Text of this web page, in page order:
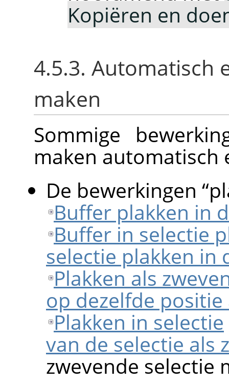
Kopiëren en
4.5.3. Automatisch
maken
Sommige
maken automatisch
De bewerkingen “
Buffer plakken in
Buffer in selectie
selectie plakken in
Plakken als
op dezelfde
Plakken in selectie
van de selectie als
zwevende selectie